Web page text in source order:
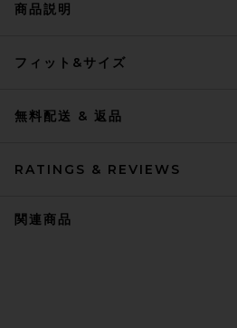
商品説明
フィット&サイズ
無料配送 & 返品
RATINGS & REVIEWS
関連商品